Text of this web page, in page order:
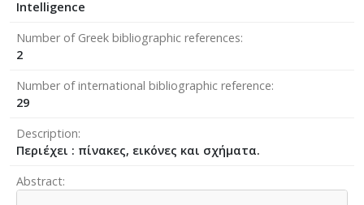
Intelligence
Number of Greek bibliographic references
2
Number of international bibliographic reference
29
Description
Περιέχει : πίνακες, εικόνες και σχήματα.
Abstract